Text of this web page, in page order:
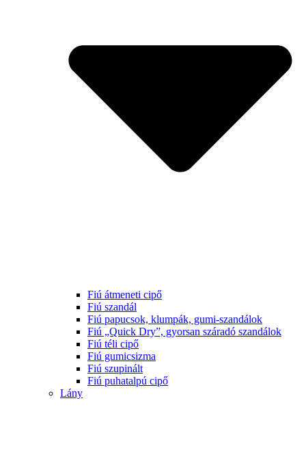
Fiú átmeneti cipő
Fiú szandál
Fiú papucsok, klumpák, gumi-szandálok
Fiú „Quick Dry”, gyorsan száradó szandálok
Fiú téli cipő
Fiú gumicsizma
Fiú szupinált
Fiú puhatalpú cipő
Lány